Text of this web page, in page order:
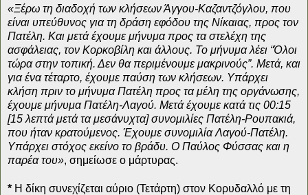
«Ξέρω τη διαδοχή των κλήσεων Άγγου-Καζαντζόγλου, που
είναι υπεύθυνος για τη δράση εφόδου της Νίκαιας, προς τον
Πατέλη. Και μετά έχουμε μήνυμα προς τα στελέχη της
ασφάλειας, τον Κορκοβίλη και άλλους. Το μήνυμα λέει “Όλοι
τώρα στην τοπική. Δεν θα περιμένουμε μακρινούς”. Μετά, και
για ένα τέταρτο, έχουμε παύση των κλήσεων. Υπάρχει
κλήση πριν το μήνυμα Πατέλη προς τα μέλη της οργάνωσης,
έχουμε μήνυμα Πατέλη-Λαγού. Μετά έχουμε κατά τις 00:15
[15 λεπτά μετά τα μεσάνυχτα] συνομιλίες Πατέλη-Ρουπακιά,
που ήταν κρατούμενος. Έχουμε συνομιλία Λαγού-Πατέλη.
Υπάρχει στόχος εκείνο το βράδυ. Ο Παύλος Φύσσας και η
παρέα του», σημείωσε ο μάρτυρας.
* Η δίκη συνεχίζεται αύριο (Τετάρτη) στον Κορυδαλλό με τη